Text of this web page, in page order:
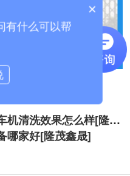
机清洗效果怎么样[隆茂
哪家好[隆茂鑫晟]
×
有什么可以帮